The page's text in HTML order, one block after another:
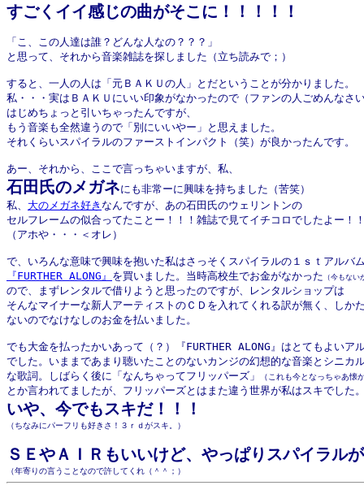
すごくイイ感じの曲がそこに！！！！！
「こ、この人達は誰？どんな人なの？？？」
と思って、それから音楽雑誌を探しました（立ち読みで；）
すると、一人の人は「元ＢＡＫＵの人」とだということが分かりました。
私・・・実はＢＡＫＵにいい印象がなかったので（ファンの人ごめんなさ
はじめちょっと引いちゃったんですが、
もう音楽も全然違うので「別にいいやー」と思えました。
それくらいスパイラルのファーストインパクト（笑）が良かったんです。
石田氏のメガネにも非常ーに興味を持ちました（苦笑）
私、 大のメガネ好き なんですが、あの石田氏のウェリントンの
セルフレームの似合ってたことー！！！雑誌で見てイチコロでしたよー！
（アホや・・・＜オレ）
『FURTHER ALONG』 を買いました。当時高校生でお金がなかった （今もない
ので、まずレンタルで借りようと思ったのですが、レンタルショップは
そんなマイナーな新人アーティストのＣＤを入れてくれる訳が無く、しか
ないのでなけなしのお金を払いました。
でも大金を払ったかいあって（？）『FURTHER ALONG』はとてもよいア
でした。いままであまり聴いたことのないカンジの幻想的な音楽とシニカ
な歌詞。しばらく後に「なんちゃってフリッパーズ」
（これも今となっちゃあ懐
いや、今でもスキだ！！！
（ちなみにパーフリも好きさ！３ｒｄがスキ。）
ＳＥやＡＩＲもいいけど、やっぱりスパイラル
（年寄りの言うことなので許してくれ（＾＾；）